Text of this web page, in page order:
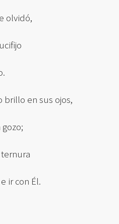
Hurtado
olvidó,
brillo en sus ojos,
ir con Él.